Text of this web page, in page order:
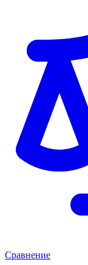
Сравнение